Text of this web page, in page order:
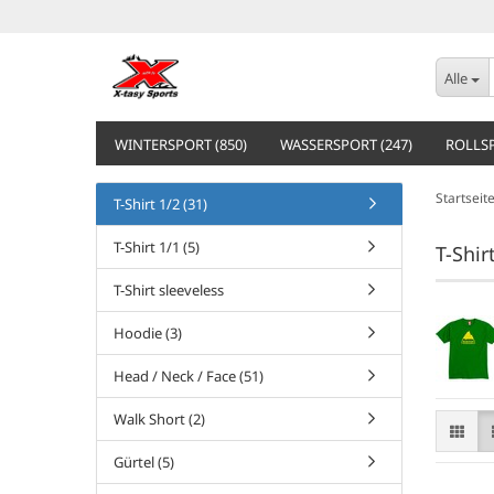
Alle
WINTERSPORT (850) WASSERSPORT (247)
Startseite
T-
T-Shirt 1/2 (31)
T-Shirt 1/1 (5)
T-Shirt sleeveless
Hoodie (3)
Head / Neck / Face (51)
Walk Short (2)
Gürtel (5)